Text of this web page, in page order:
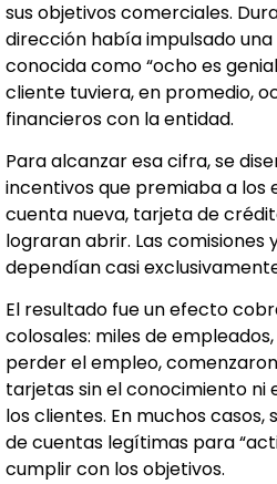
sus objetivos comerciales.
dirección había impulsado
conocida como “ocho es
cliente tuviera, en promedio,
financieros con la entidad.
Para alcanzar esa cifra, se
incentivos que premiaba a los
cuenta nueva, tarjeta de
lograran abrir. Las comisiones
dependían casi
El resultado fue un efecto
colosales: miles de
perder el empleo,
tarjetas sin el conocimiento ni
los clientes. En muchos
de cuentas legítimas para
cumplir con los objetivos.